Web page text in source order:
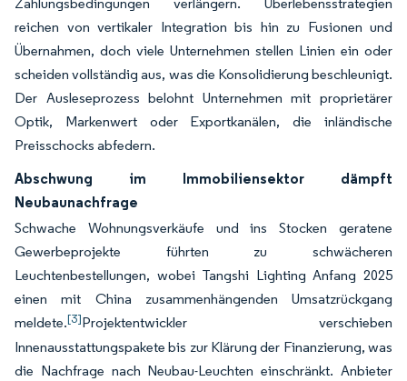
Zahlungsbedingungen verlängern. Überlebensstrategien
reichen von vertikaler Integration bis hin zu Fusionen und
Übernahmen, doch viele Unternehmen stellen Linien ein oder
scheiden vollständig aus, was die Konsolidierung beschleunigt.
Der Ausleseprozess belohnt Unternehmen mit proprietärer
Optik, Markenwert oder Exportkanälen, die inländische
Preisschocks abfedern.
Abschwung im Immobiliensektor dämpft
Neubaunachfrage
Schwache Wohnungsverkäufe und ins Stocken geratene
Gewerbeprojekte führten zu schwächeren
Leuchtenbestellungen, wobei Tangshi Lighting Anfang 2025
einen mit China zusammenhängenden Umsatzrückgang
meldete.[3]Projektentwickler verschieben
Innenausstattungspakete bis zur Klärung der Finanzierung, was
die Nachfrage nach Neubau-Leuchten einschränkt. Anbieter